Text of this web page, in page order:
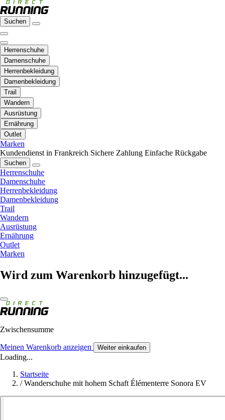
Suchen
Herrenschuhe
Damenschuhe
Herrenbekleidung
Damenbekleidung
Trail
Wandern
Ausrüstung
Ernährung
Outlet
Marken
Kundendienst in Frankreich Sichere Zahlung Einfache Rückgabe
Suchen
Herrenschuhe
Damenschuhe
Herrenbekleidung
Damenbekleidung
Trail
Wandern
Ausrüstung
Ernährung
Outlet
Marken
Wird zum Warenkorb hinzugefügt...
Zwischensumme
Meinen Warenkorb anzeigen Weiter einkaufen
Loading...
Startseite
/ Wanderschuhe mit hohem Schaft Élémenterre Sonora EV